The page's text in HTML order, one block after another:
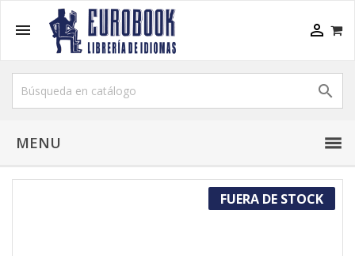
 

MENU
FUERA DE STOCK